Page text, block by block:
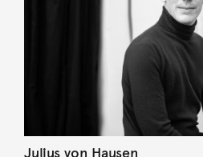
Julius von Hausen